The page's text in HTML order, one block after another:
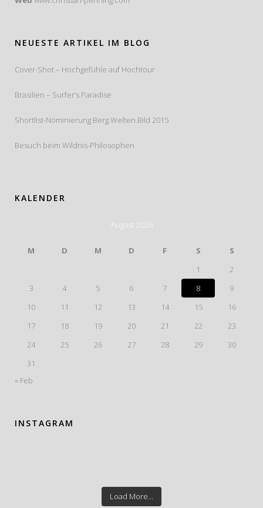
NEUESTE ARTIKEL IM BLOG
Cover-Shot – Hochgefühle auf Hochtour
Brasilien – Surfer’s Paradise
Shortlist-Nominierung Berg.Welten.Bild 2015
Besuch beim Wildnis-Philosophen
KALENDER
August 2026
M D M D F S
S
1
2
3
4 5 6 7 8
9
10
11 12 13 14 15
16
17
18 19 20 21 22
23
24
25 26 27 28 29
30
31
« Feb
INSTAGRAM
Load More...